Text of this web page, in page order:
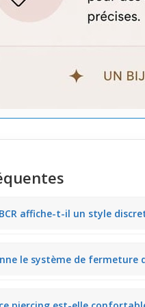
affiche-t-il un style
pas trop voyant. Il s’adapte
le système de fermeture